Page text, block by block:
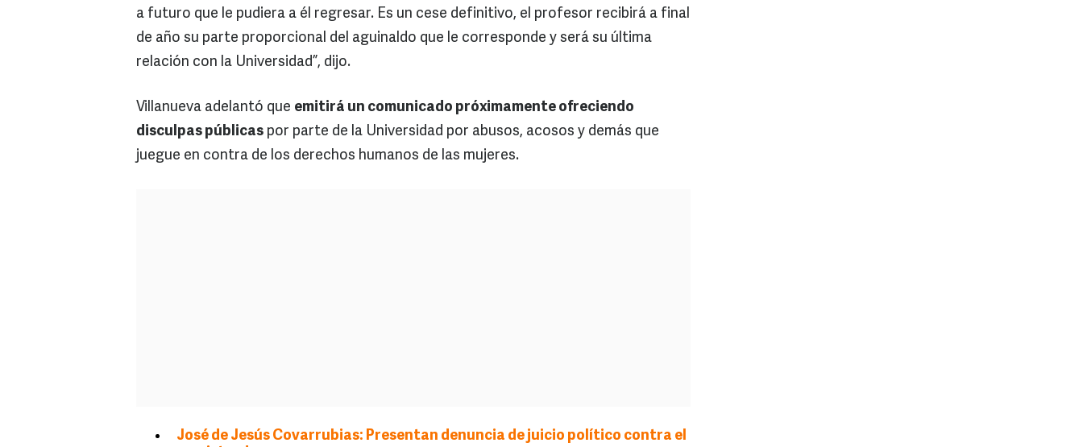
a futuro que le pudiera a él regresar. Es un cese definitivo, el profesor recibirá a final
de año su parte proporcional del aguinaldo que le corresponde y será su última
relación con la Universidad”, dijo.
Villanueva adelantó que emitirá un comunicado próximamente ofreciendo
disculpas públicas por parte de la Universidad por abusos, acosos y demás que
juegue en contra de los derechos humanos de las mujeres.
José de Jesús Covarrubias: Presentan denuncia de juicio político contra el